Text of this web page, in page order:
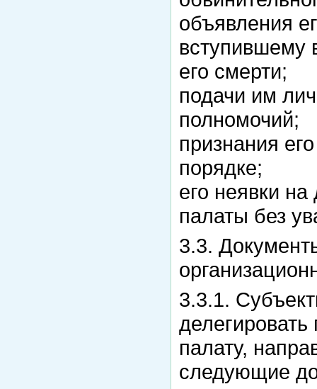
объявления
вступившему
его смерти;
подачи им
полномочий;
признания
порядке;
его неявки
палаты без
3.3.
3.3.1.
палату,
следующие